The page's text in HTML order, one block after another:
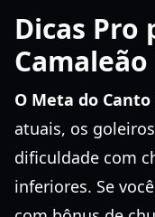
Dicas Pro
Camaleão
O Meta do
atuais, os
dificuldade com
inferiores. Se